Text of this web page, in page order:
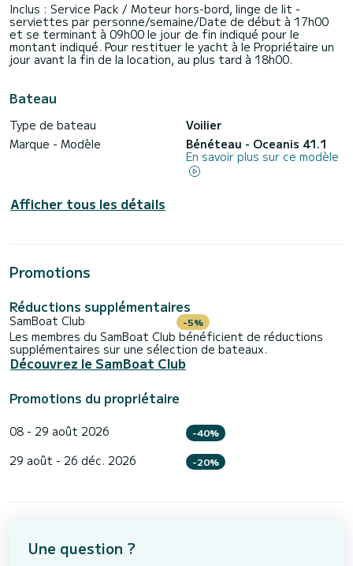
Inclus : Service Pack / Moteur hors-bord, linge de lit -
serviettes par personne/semaine/Date de début à 17h00
et se terminant à 09h00 le jour de fin indiqué pour le
montant indiqué. Pour restituer le yacht à le Propriétaire un
jour avant la fin de la location, au plus tard à 18h00.
Bateau
Type de bateau
Voilier
Marque - Modèle
Bénéteau - Oceanis 41.1
En savoir plus sur ce modèle
Afficher tous les détails
Promotions
Réductions supplémentaires
SamBoat Club -5%
Les membres du SamBoat Club bénéficient de réductions
supplémentaires sur une sélection de bateaux.
Découvrez le SamBoat Club
Promotions du propriétaire
08 - 29 août 2026 -40%
29 août - 26 déc. 2026 -20%
Une question ?